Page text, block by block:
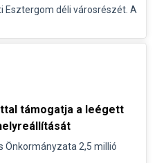
déli városrészét. A
támogatja a leégett
Önkormányzata 2,5 millió